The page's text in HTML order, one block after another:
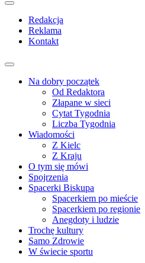
Redakcja
Reklama
Kontakt
Na dobry początek
Od Redaktora
Złapane w sieci
Cytat Tygodnia
Liczba Tygodnia
Wiadomości
Z Kielc
Z Kraju
O tym się mówi
Spojrzenia
Spacerki Biskupa
Spacerkiem po mieście
Spacerkiem po regionie
Anegdoty i ludzie
Trochę kultury
Samo Zdrowie
W świecie sportu